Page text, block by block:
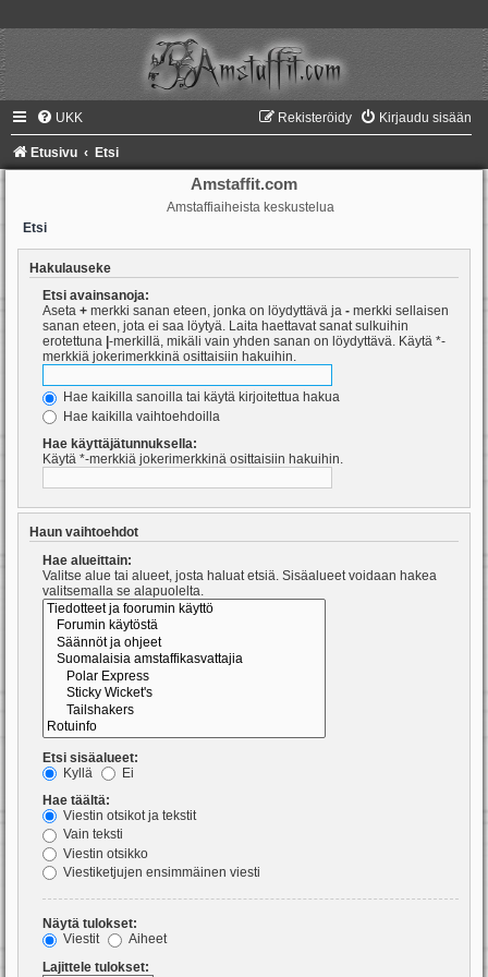
UKK Kirjaudu sisään
Rekisteröidy
Etusivu Etsi
Amstaffit.com
Amstaffiaiheista keskustelua
Etsi
Hakulauseke
Etsi avainsanoja:
Aseta + merkki sanan eteen, jonka on löydyttävä ja - merkki sellaisen
sanan eteen, jota ei saa löytyä. Laita haettavat sanat sulkuihin
erotettuna -merkillä, mikäli vain yhden sanan on löydyttävä. Käytä *-
merkkiä jokerimerkkinä osittaisiin hakuihin.
Hae kaikilla sanoilla tai käytä kirjoitettua hakua
Hae kaikilla vaihtoehdoilla
Hae käyttäjätunnuksella:
Käytä *-merkkiä jokerimerkkinä osittaisiin hakuihin.
Haun vaihtoehdot
Hae alueittain:
Valitse alue tai alueet, josta haluat etsiä. Sisäalueet voidaan hakea
valitsemalla se alapuolelta.
Etsi sisäalueet:
Kyllä
Ei
Hae täältä:
Viestin otsikot ja tekstit
Vain teksti
Viestin otsikko
Viestiketjujen ensimmäinen viesti
Näytä tulokset:
Viestit
Aiheet
Lajittele tulokset: